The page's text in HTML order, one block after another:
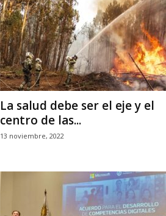
La salud debe ser el eje y el
centro de las...
13 noviembre, 2022